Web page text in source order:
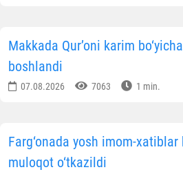
Makkada Qur’oni karim
boshlandi
07.08.2026 7063 1 min.
Farg‘onada yosh imom-xatiblar
muloqot o‘tkazildi